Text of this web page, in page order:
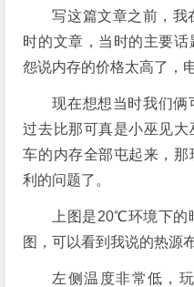
写这篇文章之前，我
时的文章，当时的主要
怨说内存的价格太高了，
现在想想当时我们俩
过去比那可真是小巫见
车的内存全部屯起来，
利的问题了。
上图是20℃环境下
图，可以看到我说的热源
左侧温度非常低，